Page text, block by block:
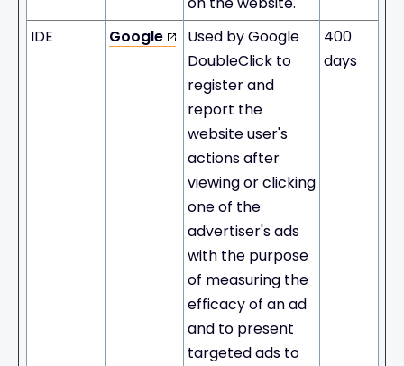
IDE Google
Used by Google
DoubleClick to
register and
report the
website user's
actions after
viewing or clicking
one of the
advertiser's ads
with the purpose
of measuring the
efficacy of an ad
and to present
targeted ads to
400
days